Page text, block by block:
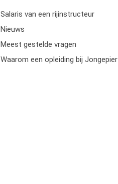
Salaris van een rijinstructeur
Nieuws
Meest gestelde vragen
Waarom een opleiding bij Jongepier